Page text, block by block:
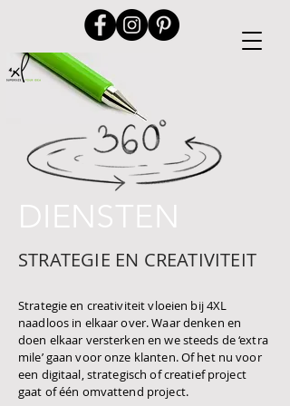
DIENSTEN
STRATEGIE EN CREATIVITEIT
Strategie en creativiteit vloeien bij 4XL
naadloos in elkaar over. Waar denken en
doen elkaar versterken en we steeds de ‘extra
mile’ gaan voor onze klanten. Of het nu voor
een digitaal, strategisch of creatief project
gaat of één omvattend project.